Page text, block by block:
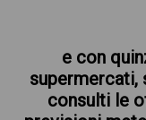
e con
supermercati,
consulti le